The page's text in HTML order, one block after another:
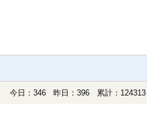
今日：346 昨日：396 累計：124313